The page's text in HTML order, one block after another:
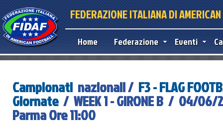
FEDERAZIONE ITALIANA DI
Home Federazione Eventi
Campionati nazionali / F3 - FLAG
Giornate/ WEEK 1 - GIRONE B / 04/06/
Parma Ore 11:00